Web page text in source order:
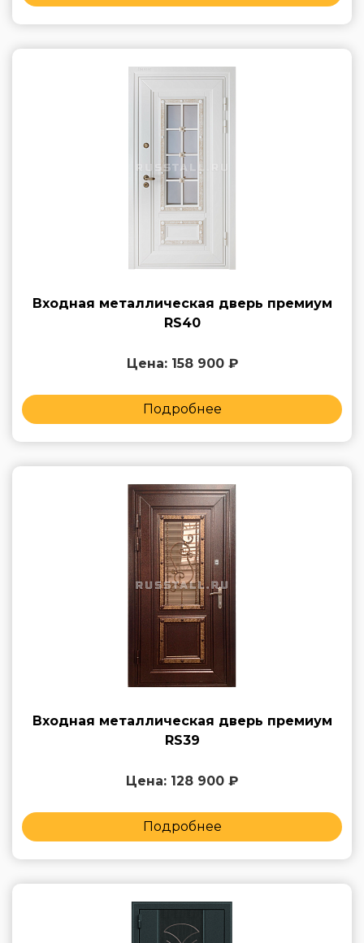
Входная металлическая дверь премиум
RS40
Цена: 158 900 ₽
Подробнее
Входная металлическая дверь премиум
RS39
Цена: 128 900 ₽
Подробнее